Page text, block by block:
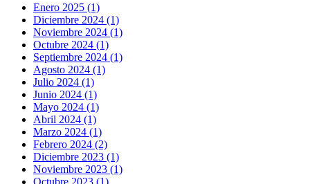
Enero 2025 (1)
Diciembre 2024 (1)
Noviembre 2024 (1)
Octubre 2024 (1)
Septiembre 2024 (1)
Agosto 2024 (1)
Julio 2024 (1)
Junio 2024 (1)
Mayo 2024 (1)
Abril 2024 (1)
Marzo 2024 (1)
Febrero 2024 (2)
Diciembre 2023 (1)
Noviembre 2023 (1)
Octubre 2023 (1)